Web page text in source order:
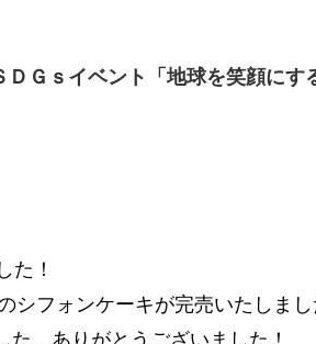
Ｇｓイベント「地球を笑顔にす
た！
フォンケーキが完売いたしまし
。ありがとうございました！